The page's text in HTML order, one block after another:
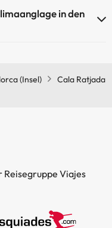
in den
(Insel)
Cala Ratjada
Reisegruppe Viajes